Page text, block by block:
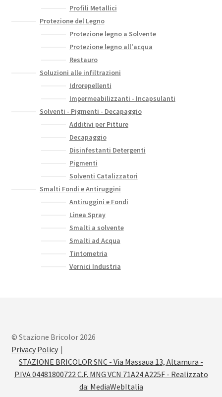
Profili Metallici
Protezione del Legno
Protezione legno a Solvente
Protezione legno all'acqua
Restauro
Soluzioni alle infiltrazioni
Idrorepellenti
Impermeabilizzanti - Incapsulanti
Solventi - Pigmenti - Decapaggio
Additivi per Pitture
Decapaggio
Disinfestanti Detergenti
Pigmenti
Solventi Catalizzatori
Smalti Fondi e Antiruggini
Antiruggini e Fondi
Linea Spray
Smalti a solvente
Smalti ad Acqua
Tintometria
Vernici Industria
© Stazione Bricolor 2026
Privacy Policy
STAZIONE BRICOLOR SNC - Via Massaua 13, Altamura -
P.IVA 04481800722 C.F. MNG VCN 71A24 A225F - Realizzato
da: MediaWebItalia